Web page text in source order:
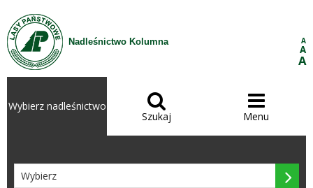
Przejdź do treści
Nadleśnictwo Kolumna A
A
A
Wybierz nadleśnictwo 
Szukaj

Menu
